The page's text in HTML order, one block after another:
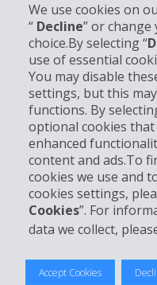
We use cookies on
“ Decline” or
choice.By selecting “
use of essential
You may disable
settings, but this
functions. By
optional cookies
enhanced
content and ads.To
cookies we use and
cookies settings,
Cookies”. For
data we collect,
Accept Cookies
Unternehmensinformation
Partner
Kundenservice
Mieten bei Hertz
© 2026 The Hertz